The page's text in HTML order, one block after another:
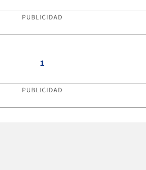
PUBLICIDAD
1
PUBLICIDAD